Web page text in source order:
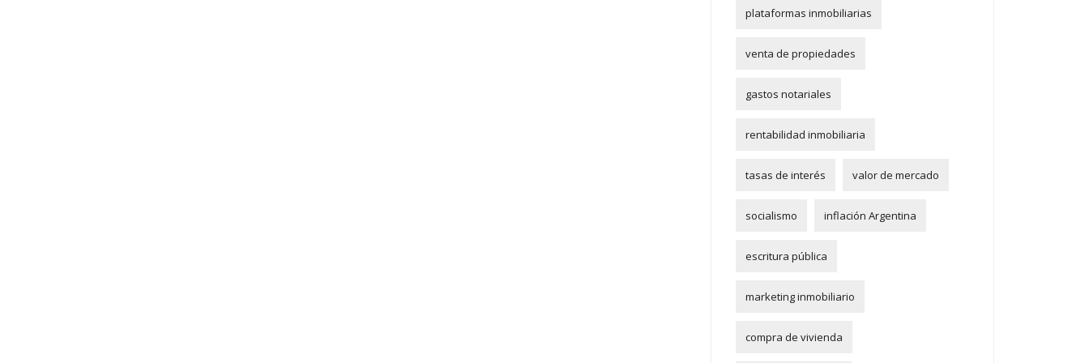
plataformas inmobiliarias
venta de propiedades
gastos notariales
rentabilidad inmobiliaria
tasas de interés valor de mercado
socialismo inflación Argentina
escritura pública
marketing inmobiliario
compra de vivienda